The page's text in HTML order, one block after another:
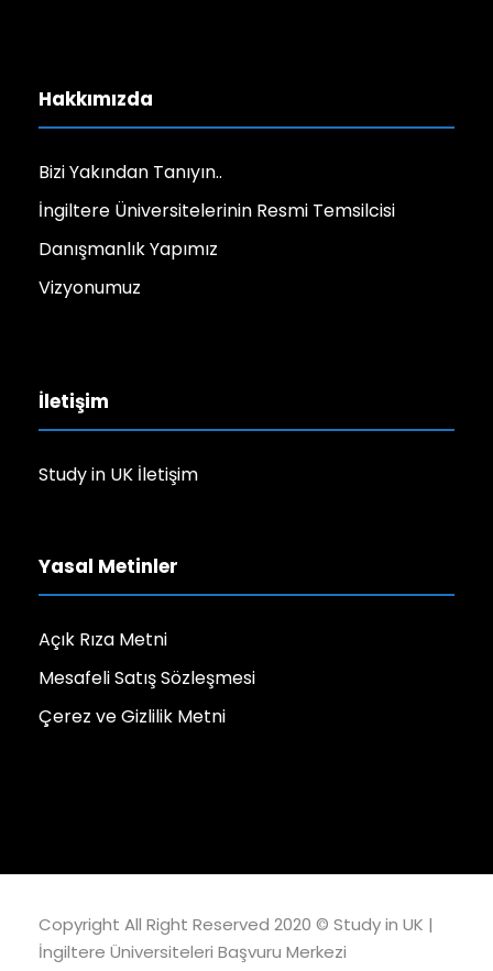
Hakkımızda
Bizi Yakından Tanıyın..
İngiltere Üniversitelerinin Resmi Temsilcisi
Danışmanlık Yapımız
Vizyonumuz
İletişim
Study in UK İletişim
Yasal Metinler
Açık Rıza Metni
Mesafeli Satış Sözleşmesi
Çerez ve Gizlilik Metni
Copyright All Right Reserved 2020 © Study in UK |
İngiltere Üniversiteleri Başvuru Merkezi